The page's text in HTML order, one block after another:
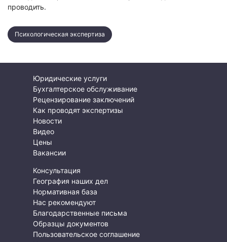
проводить.
Психологическая экспертиза
Юридические услуги
Бухгалтерское обслуживание
Рецензирование заключений
Как проводят экспертизы
Новости
Видео
Цены
Вакансии
Консультация
География наших дел
Нормативная база
Нас рекомендуют
Благодарственные письма
Образцы документов
Пользовательское соглашение